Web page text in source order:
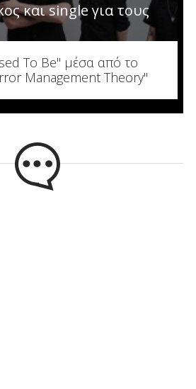
και single για τους
To Be" μέσα από το
Management Theory"